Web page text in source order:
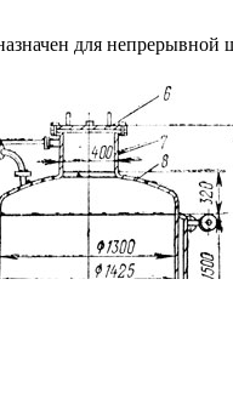
для непрерывной